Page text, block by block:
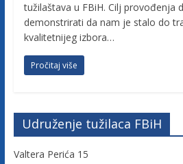
a
c
a
F
tužilaštava u FBiH. Cilj provođenja
demonstrirati da nam je stalo do
kvalitetnijeg izbora…
Pročitaj više
Udruženje tužilaca FBiH
Valtera Perića 15